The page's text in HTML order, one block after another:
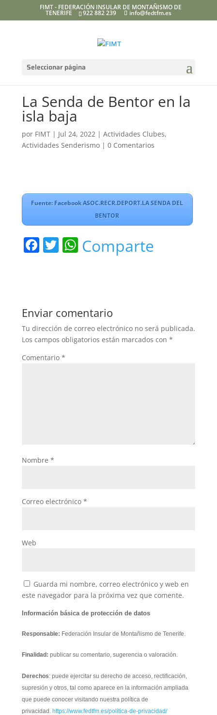
FIMT - FEDERACIÓN INSULAR DE MONTAÑISMO DE
TENERIFE 922 882 239 info@fedtfm.es
Seleccionar página
La Senda de Bentor en la
isla baja
por FIMT| Jul 24, 2022| Actividades Clubes,
Actividades Senderismo| 0 Comentarios
Fuente: Facebook ASOC.RECR.DEPORT.LA SENDA DEL
BENTOR
F
b
o
o
k
T W
A
p
p
Comparte
Enviar comentario
Tu dirección de correo electrónico no será publicada.
Los campos obligatorios están marcados con *
Comentario *
Nombre *
Correo electrónico *
Web
Guarda mi nombre, correo electrónico y web en
este navegador para la próxima vez que comente.
Información básica de protección de datos
Responsable: Federación Insular de Montañismo de Tenerife.
Finalidad: publicar su comentario, sugerencia o valoración.
Derechos: puede ejercitar su derecho de acceso, rectificación,
supresión y otros, tal como aparece en la información ampliada
que puede conocer visitando nuestra política de
privacidad. https://www.fedtfm.es/politica-de-privacidad/